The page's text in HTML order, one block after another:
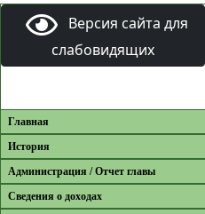
Версия сайта для
слабовидящих
Главная
История
Администрация / Отчет главы
Сведения о доходах